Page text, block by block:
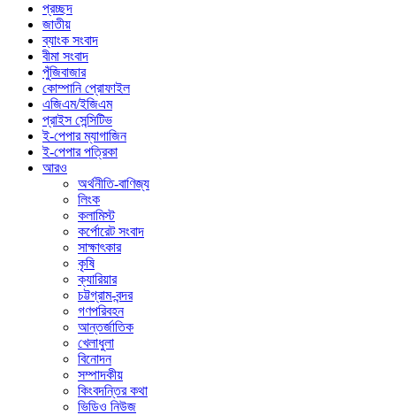
প্রচ্ছদ
জাতীয়
ব্যাংক সংবাদ
বীমা সংবাদ
পুঁজিবাজার
কোম্পানি প্রোফাইল
এজিএম/ইজিএম
প্রাইস সেন্সিটিভ
ই-পেপার ম্যাগাজিন
ই-পেপার পত্রিকা
আরও
অর্থনীতি-বাণিজ্য
লিংক
কলামিস্ট
কর্পোরেট সংবাদ
সাক্ষাৎকার
কৃষি
ক্যারিয়ার
চট্টগ্রাম-বন্দর
গণপরিবহন
আন্তর্জাতিক
খেলাধুলা
বিনোদন
সম্পাদকীয়
কিংবদন্তির কথা
ভিডিও নিউজ